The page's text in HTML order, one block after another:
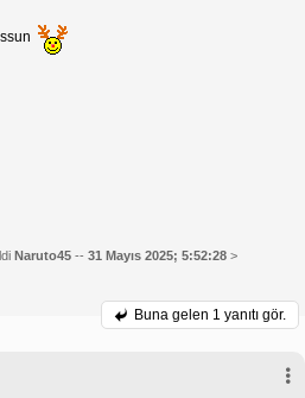
Naruto45 -- 31 Mayıs 2025; 5:52:28 >
Buna gelen 1 yanıtı gör.